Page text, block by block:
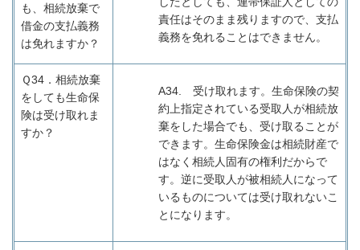
も、相続放棄で
借金の支払義務
は免れますか？
責任はそのまま残りますので、支払
義務を免れることはできません。
Ｑ34． 相続放棄
をしても生命保
険は受け取れま
すか？
A34.
受け取れます。生命保険の契
約上指定されている受取人が相続放
棄をした場合でも、受け取ることが
できます。生命保険金は相続財産で
はなく相続人固有の権利だからで
す。逆に受取人が被相続人になって
いるものについては受け取れないこ
とになります。